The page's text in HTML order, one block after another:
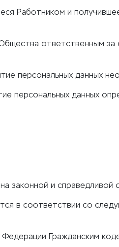
Работником и
ответственным
персональных данных
персональных данных
законной и справедливой
в соответствии со
Гражданским